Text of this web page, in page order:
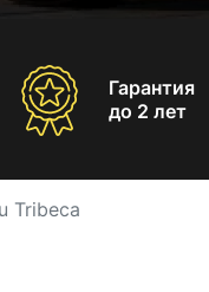
Гарантия
до 2 лет
Tribeca